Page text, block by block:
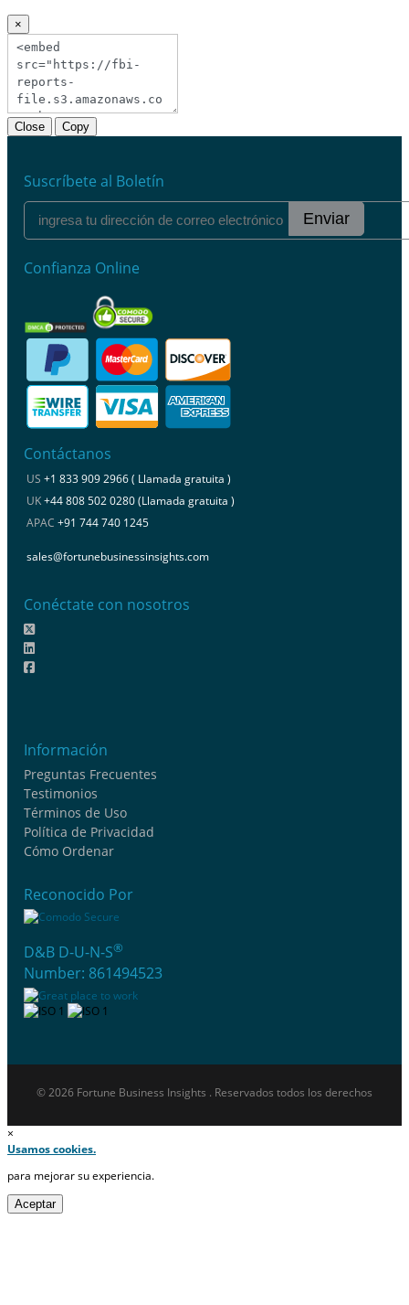
×
Close Copy
Suscríbete al Boletín
Enviar
Confianza Online
Contáctanos
US +1 833 909 2966 ( Llamada gratuita )
UK+44 808 502 0280 (Llamada gratuita )
APAC +91 744 740 1245
sales@fortunebusinessinsights.com
Conéctate con nosotros
Información
Preguntas Frecuentes
Testimonios
Términos de Uso
Política de Privacidad
Cómo Ordenar
Reconocido Por
D&B D-U-N-S®
Number: 861494523
© 2026 Fortune Business Insights . Reservados todos los derechos
×
Usamos cookies.
para mejorar su experiencia.
Aceptar